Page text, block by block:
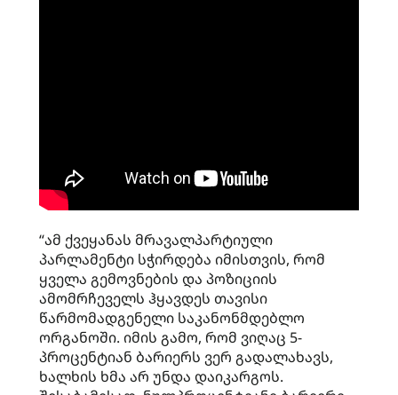
“ამ ქვეყანას მრავალპარტიული
პარლამენტი სჭირდება იმისთვის, რომ
ყველა გემოვნების და პოზიციის
ამომრჩეველს ჰყავდეს თავისი
წარმომადგენელი საკანონმდებლო
ორგანოში. იმის გამო, რომ ვიღაც 5-
პროცენტიან ბარიერს ვერ გადალახავს,
ხალხის ხმა არ უნდა დაიკარგოს.